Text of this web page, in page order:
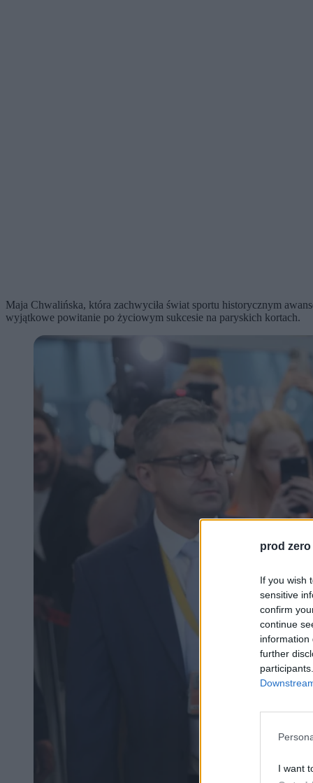
prod zero
If you wish
sensitive
confirm
continue
information
further
I want
Maja Chwalińska, która zachwyciła świat sportu historycznym
wyjątkowe powitanie po życiowym sukcesie na paryskich kortach.